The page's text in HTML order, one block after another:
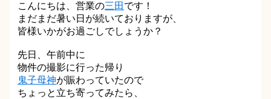
こんにちは、営業の三田 です！
まだまだ暑い日が続いておりますが、
皆様いかがお過ごしでしょうか？
先日、午前中に
物件の撮影に行った帰り
鬼子母神が賑わっていたので
ちょっと立ち寄ってみたら、